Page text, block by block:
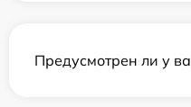
Предусмотрен ли у